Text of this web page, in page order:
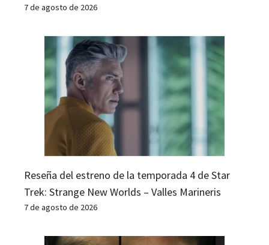
7 de agosto de 2026
Reseña del estreno de la temporada 4 de Star
Trek: Strange New Worlds – Valles Marineris
7 de agosto de 2026